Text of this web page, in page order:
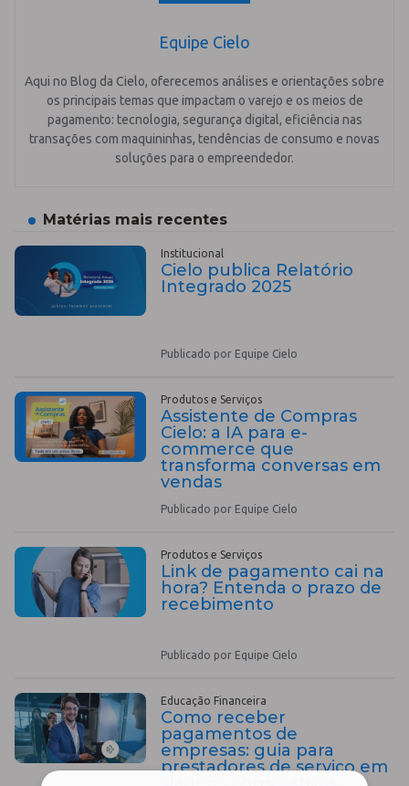
Equipe Cielo
Aqui no Blog da Cielo, oferecemos análises e orientações sobre
os principais temas que impactam o varejo e os meios de
pagamento: tecnologia, segurança digital, eficiência nas
transações com maquininhas, tendências de consumo e novas
soluções para o empreendedor.
Matérias mais recentes
Institucional
Cielo publica Relatório
Integrado 2025
Publicado por Equipe Cielo
Produtos e Serviços
Assistente de Compras
Cielo: a IA para e-
commerce que
transforma conversas em
vendas
Publicado por Equipe Cielo
Produtos e Serviços
Link de pagamento cai na
hora? Entenda o prazo de
recebimento
Publicado por Equipe Cielo
Educação Financeira
Como receber
pagamentos de
empresas: guia para
prestadores de serviço em